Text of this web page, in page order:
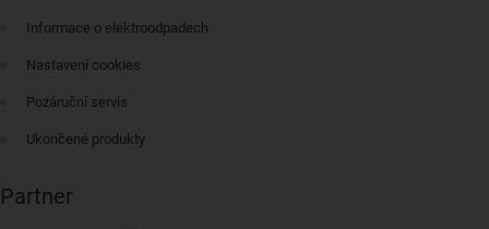
Informace o elektroodpadech
Nastavení cookies
Pozáruční servis
Ukončené produkty
Partner